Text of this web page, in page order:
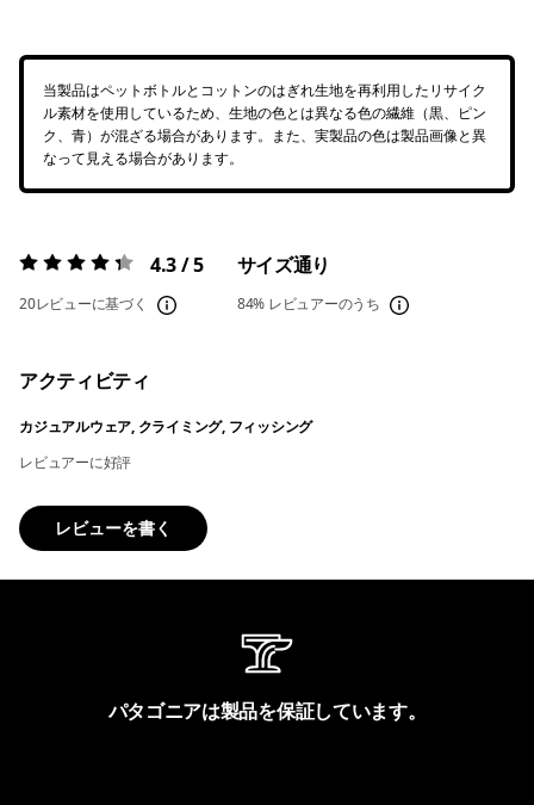
当製品はペットボトルとコットンのはぎれ生地を再利用したリサイク
ル素材を使用しているため、生地の色とは異なる色の繊維（黒、ピン
ク、青）が混ざる場合があります。また、実製品の色は製品画像と異
なって見える場合があります。
評価:4.3 / 5 4.3 / 5
20レビューに基づく
サイズ通り
84% レビュアーのうち
アクティビティ
カジュアルウェア, クライミング, フィッシング
レビュアーに好評
レビューを書く
パタゴニアは製品を保証しています。